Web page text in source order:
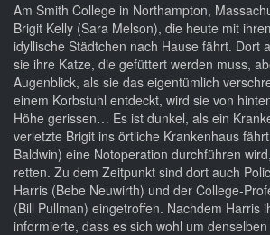
Am Smith College in Northampton,
Brigit Kelly (Sara Melson), die heute mit
idyllische Städtchen nach Hause fährt. Dort
sie ihre Katze, die gefüttert werden muss,
Augenblick, als sie das eigentümlich
einem Korbstuhl entdeckt, wird sie von
Höhe gerissen… Es ist dunkel, als ein
verletzte Brigit ins örtliche Krankenhaus
Baldwin) eine Notoperation durchführen
retten. Zu dem Zeitpunkt sind dort auch
Harris (Bebe Neuwirth) und der College-
(Bill Pullman) eingetroffen. Nachdem Harris
informierte, dass es sich wohl um